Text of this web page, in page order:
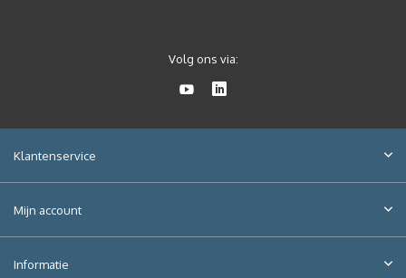
Volg ons via:
Klantenservice
Mijn account
Informatie